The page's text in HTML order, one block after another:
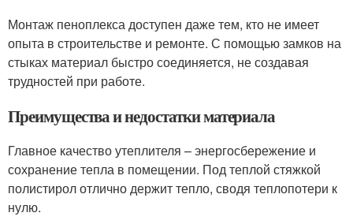
Монтаж пеноплекса доступен даже тем, кто не имеет
опыта в строительстве и ремонте. С помощью замков на
стыках материал быстро соединяется, не создавая
трудностей при работе.
Преимущества и недостатки материала
Главное качество утеплителя – энергосбережение и
сохранение тепла в помещении. Под теплой стяжкой
полистирол отлично держит тепло, сводя теплопотери к
нулю.